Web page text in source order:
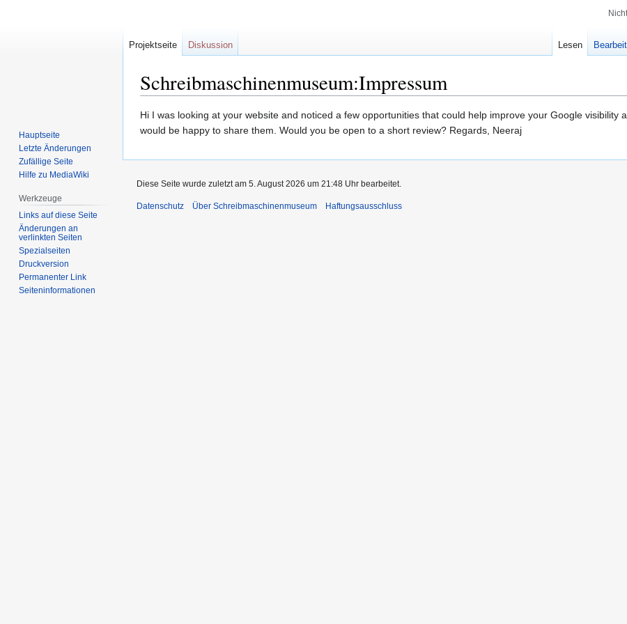
Schreibmaschinenmuseum:Impressum
Zur
Navigation
Zur
Suche
Hi I was looking at your website and noticed a few opportunities that could help improve your Google
would be happy to share them. Would you be open to a short review? Regards, Neeraj
Projektseite Diskussion Lesen
Hauptseite
Letzte Änderungen
Zufällige Seite
Hilfe zu MediaWiki
Werkzeuge
Links auf diese Seite
Änderungen an
verlinkten Seiten
Spezialseiten
Druckversion
Permanenter Link
Seiten­informationen
Diese Seite wurde zuletzt am 5. August 2026 um 21:48 Uhr bearbeitet.
Datenschutz Über Schreibmaschinenmuseum Haftungsausschluss